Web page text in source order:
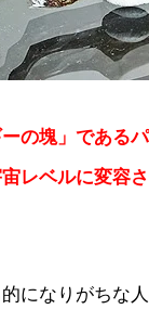
ーの塊」である
レベルに変容
になりがちな人